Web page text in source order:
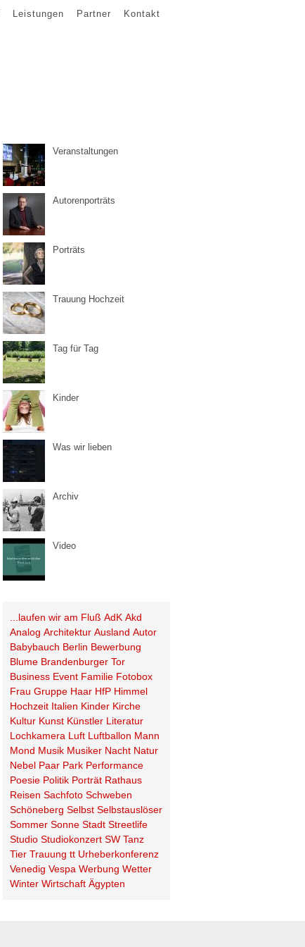
Leistungen Partner Kontakt
Veranstaltungen
Autorenporträts
Porträts
Trauung Hochzeit
Tag für Tag
Kinder
Was wir lieben
Archiv
Video
...laufen wir am Fluß AdK Akd
Analog Architektur Ausland Autor
Babybauch Berlin Bewerbung
Blume Brandenburger Tor
Business Event Familie Fotobox
Frau Gruppe Haar HfP Himmel
Hochzeit Italien Kinder Kirche
Kultur Kunst Künstler Literatur
Lochkamera Luft Luftballon Mann
Mond Musik Musiker Nacht Natur
Nebel Paar Park Performance
Poesie Politik Porträt Rathaus
Reisen Sachfoto Schweben
Schöneberg Selbst Selbstauslöser
Sommer Sonne Stadt Streetlife
Studio Studiokonzert SW Tanz
Tier Trauung tt Urheberkonferenz
Venedig Vespa Werbung Wetter
Winter Wirtschaft Ägypten